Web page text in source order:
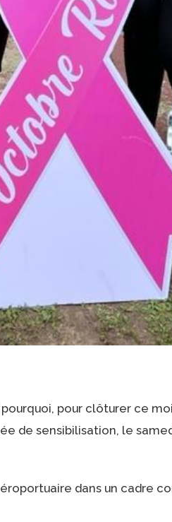
pour clôturer ce
de sensibilisation, le
dans un cadre